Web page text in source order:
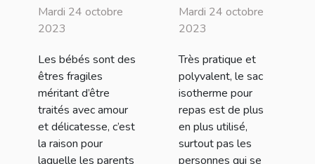
recourir au
service de
baby-sitting
en ligne de
Nounou Top ?
Mardi 24 octobre
2023
Les bébés sont des
êtres fragiles
méritant d’être
traités avec amour
et délicatesse, c’est
la raison pour
laquelle les parents
isotherme :
comment s’y
prendre ?
Mardi 24 octobre
2023
Très pratique et
polyvalent, le sac
isotherme pour
repas est de plus
en plus utilisé,
surtout pas les
personnes qui se